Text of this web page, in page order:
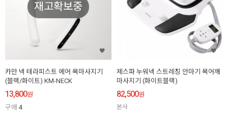
재고확보중
카만 넥 테라피스트 에어 목마사지기
(블랙/화이트) KM-NECK
13,800원
구매 4
제스파 누워넥 스트레칭 안마기 목어깨
마사지기 (화이트블랙)
82,500원
본사